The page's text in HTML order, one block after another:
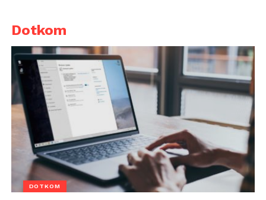
Dotkom
DOTKOM